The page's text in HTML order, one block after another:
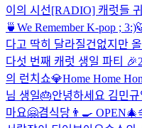
이의 시선[RADIO] 캐럿들
🍵 We Remember K-pop ; 3:)
다고 딱히 달라질건없지만
다섯 번째 캐럿 생일 파티 🎉
의 런치쇼💎Home Home
님 생일🎂안녕하세요 김민규
마요🤗겸식당👨‍🍳 OPEN🎄